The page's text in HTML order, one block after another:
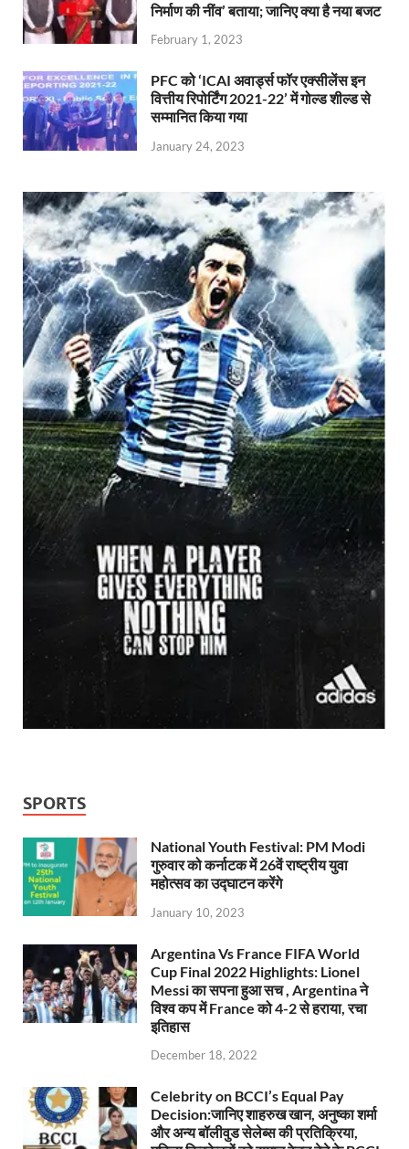
निर्माण की नींव’ बताया; जानिए क्या है नया बजट
February 1, 2023
PFC को ‘ICAI अवार्ड्स फॉर एक्सीलेंस इन
वित्तीय रिपोर्टिंग 2021-22’ में गोल्ड शील्ड से
सम्मानित किया गया
January 24, 2023
SPORTS
National Youth Festival: PM Modi
गुरुवार को कर्नाटक में 26वें राष्ट्रीय युवा
महोत्सव का उद्घाटन करेंगे
January 10, 2023
Argentina Vs France FIFA World
Cup Final 2022 Highlights: Lionel
Messi का सपना हुआ सच , Argentina ने
विश्व कप में France को 4-2 से हराया, रचा
इतिहास
December 18, 2022
Celebrity on BCCI’s Equal Pay
Decision:जानिए शाहरुख खान, अनुष्का शर्मा
और अन्य बॉलीवुड सेलेब्स की प्रतिक्रिया,